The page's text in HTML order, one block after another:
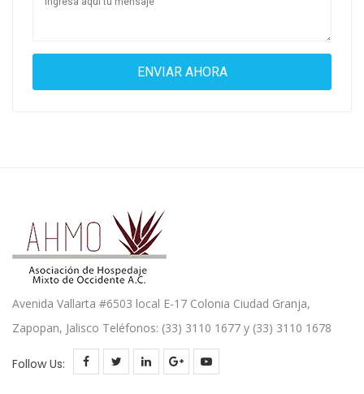
Avenida Vallarta #6503 local E-17 Colonia Ciudad Granja,
Zapopan, Jalisco Teléfonos: (33) 3110 1677 y (33) 3110 1678
Follow Us: